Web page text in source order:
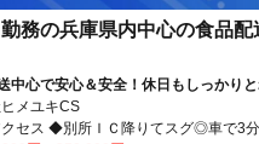
務の兵庫県内中心の食品
中心で安心＆安全！休日もしっかり
メユキCS
セス ◆別所ＩＣ降りてスグ◎車で3